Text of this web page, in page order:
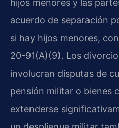
hijos menores y las
acuerdo de separación
si hay hijos menores,
20-91(A)(9). Los
involucran disputas de
pensión militar o bienes
extenderse